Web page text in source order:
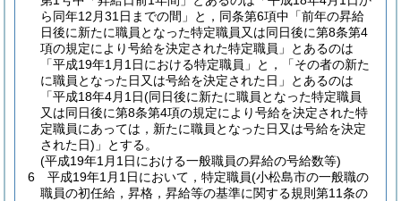
ら同年12月31日までの間」と，同条第6項中「前年の昇給
日後に新たに職員となった特定職員又は同日後に第8条第4
項の規定により号給を決定された特定職員」とあるのは
「平成19年1月1日における特定職員」と，「その者の新た
に職員となった日又は号給を決定された日」とあるのは
「平成18年4月1日(同日後に新たに職員となった特定職員
又は同日後に第8条第4項の規定により号給を決定された特
定職員にあっては，新たに職員となった日又は号給を決定
された日) 」とする。
(平成19年1月1日における一般職員の昇給の号給数等)
6
平成19年1月1日において，特定職員(小松島市の一般職の
職員の初任給，昇格，昇給等の基準に関する規則第11条の